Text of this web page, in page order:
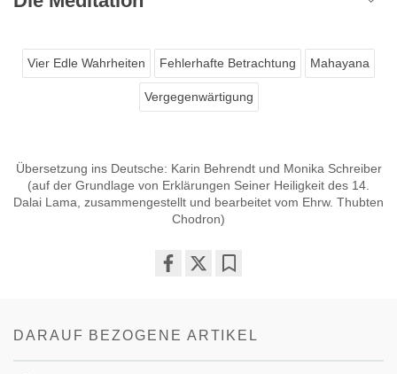
Vier Edle Wahrheiten Fehlerhafte Betrachtung Mahayana
Vergegenwärtigung
Übersetzung ins Deutsche: Karin Behrendt und Monika Schreiber
(auf der Grundlage von Erklärungen Seiner Heiligkeit des 14.
Dalai Lama, zusammengestellt und bearbeitet vom Ehrw. Thubten
Chodron)
DARAUF BEZOGENE ARTIKEL